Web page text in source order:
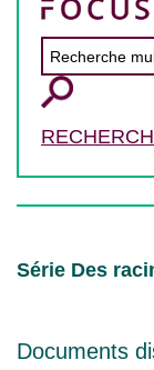
Série Des
Documents